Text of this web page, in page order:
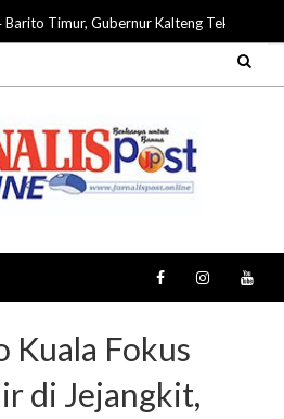
Timur, Gubernur Kalteng Tekankan
Kuala Fokus
di Jejangkit,